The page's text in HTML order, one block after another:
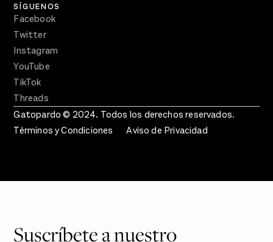
SÍGUENOS
Facebook
Twitter
Instagram
YouTube
TikTok
Threads
Gatopardo © 2024. Todos los derechos reservados.
Términos y Condiciones
Aviso de Privacidad
Suscríbete a nuestro